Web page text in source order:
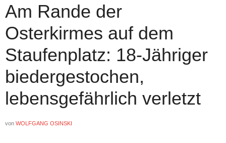
Am Rande der
Osterkirmes auf dem
Staufenplatz: 18-Jähriger
biedergestochen,
lebensgefährlich verletzt
von WOLFGANG OSINSKI